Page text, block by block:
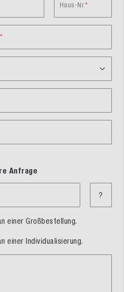
Haus-Nr.
Anfrage
?
einer Großbestellung.
einer Individualisierung.